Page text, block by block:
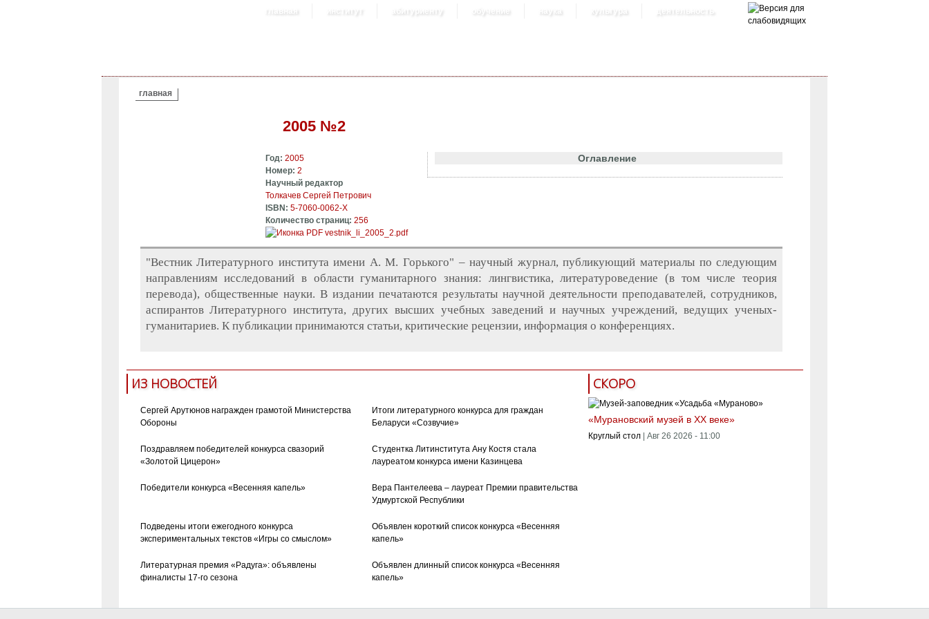
главная институт абитуриенту обучение наука культура деятельность
ВЫ ЗДЕСЬ
главная
2005 №2
Год:2005
Номер:2
Научный редактор
Толкачев Сергей Петрович
ISBN:5-7060-0062-X
Количество страниц:256
vestnik_li_2005_2.pdf
Оглавление
"Вестник Литературного института имени А. М. Горького" – научный журнал, публикующий материалы по следующим
направлениям исследований в области гуманитарного знания: лингвистика, литературоведение (в том числе теория
перевода), общественные науки. В издании печатаются результаты научной деятельности преподавателей, сотрудников,
аспирантов Литературного института, других высших учебных заведений и научных учреждений, ведущих ученых-
гуманитариев. К публикации принимаются статьи, критические рецензии, информация о конференциях.
ИЗ НОВОСТЕЙ
Сергей Арутюнов награжден грамотой Министерства
Обороны
Итоги литературного конкурса для граждан
Беларуси «Созвучие»
Поздравляем победителей конкурса свазорий
«Золотой Цицерон»
Студентка Литинститута Ану Костя стала
лауреатом конкурса имени Казинцева
Победители конкурса «Весенняя капель»
Вера Пантелеева – лауреат Премии правительства
Удмуртской Республики
Подведены итоги ежегодного конкурса
экспериментальных текстов «Игры со смыслом»
Объявлен короткий список конкурса «Весенняя
капель»
Литературная премия «Радуга»: объявлены
финалисты 17-го сезона
Объявлен длинный список конкурса «Весенняя
капель»
СКОРО
«Мурановский музей в XX веке»
Круглый стол Авг 26 2026 - 11:00